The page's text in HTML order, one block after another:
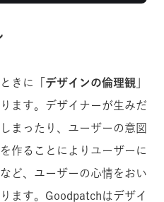
きに
「デザインの倫理観」
ます。デザイナーが生みだ
まったり、ユーザーの意図
作ることによりユーザーに
ど、ユーザーの心情をおい
ます。Goodpatchはデザイ